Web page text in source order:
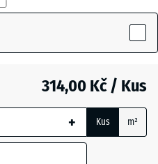
314,00 Kč / Kus
+ Kus m²